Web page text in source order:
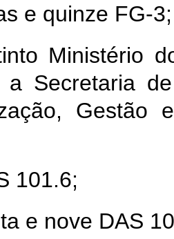
e quinze FG-3;
Ministério
a Secretaria
101.6;
e nove DAS